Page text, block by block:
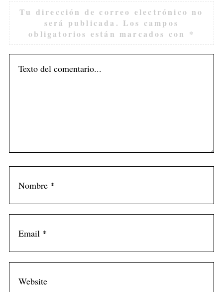
Tu dirección de correo electrónico no
será publicada. Los campos
obligatorios están marcados con *